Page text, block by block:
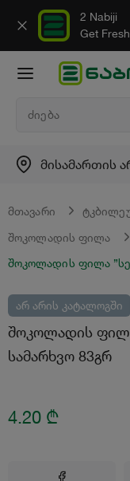
2 Nabiji
Get
მისამართის
მთავარი
შოკოლადის ფილა
შოკოლადის ფილა
არ არის კატალოგში
შოკოლადის
სამარხვო 83გრ
4.20 ₾